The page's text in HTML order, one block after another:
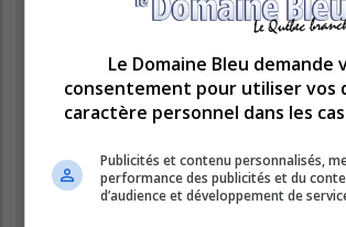
responsable des conditions suivantes. Si vous
légalement responsable de toutes les conditions
pas utiliser et accéder à « LE DOMAINE BLEU ».
ces conditions à n’importe quel moment et nous
informer de ces modifications, bien que nous vous
régulièrement par vous-même. En effet, si vous
mises à jour.
Nos forums sont développés par phpBB (désignés
Le Domaine Bleu demande
consentement pour utiliser vos
caractère personnel dans les
Publicités et contenu personnalisés,
performance des publicités et du
d’audience et développement de